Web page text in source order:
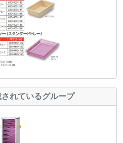
れているグループ